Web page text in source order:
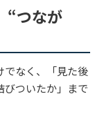
“つなが
でなく、「見た後
びついたか」まで